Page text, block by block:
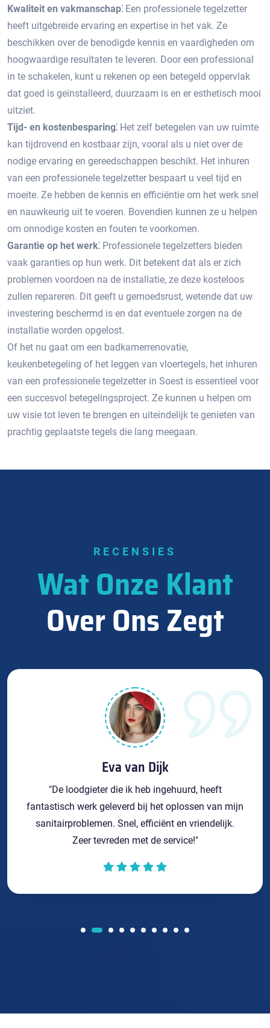
Kwaliteit en vakmanschap⁚ Een professionele tegelzetter
heeft uitgebreide ervaring en expertise in het vak.​ Ze
beschikken over de benodigde kennis en vaardigheden om
hoogwaardige resultaten te leveren.​ Door een professional
in te schakelen, kunt u rekenen op een betegeld oppervlak
dat goed is geïnstalleerd, duurzaam is en er esthetisch mooi
uitziet.​
Tijd- en kostenbesparing⁚ Het zelf betegelen van uw ruimte
kan tijdrovend en kostbaar zijn, vooral als u niet over de
nodige ervaring en gereedschappen beschikt.​ Het inhuren
van een professionele tegelzetter bespaart u veel tijd en
moeite.​ Ze hebben de kennis en efficiëntie om het werk snel
en nauwkeurig uit te voeren.​ Bovendien kunnen ze u helpen
om onnodige kosten en fouten te voorkomen.
Garantie op het werk⁚ Professionele tegelzetters bieden
vaak garanties op hun werk.​ Dit betekent dat als er zich
problemen voordoen na de installatie, ze deze kosteloos
zullen repareren. Dit geeft u gemoedsrust, wetende dat uw
investering beschermd is en dat eventuele zorgen na de
installatie worden opgelost.
Of het nu gaat om een badkamerrenovatie,
keukenbetegeling of het leggen van vloertegels, het inhuren
van een professionele tegelzetter in Soest is essentieel voor
een succesvol betegelingsproject.​ Ze kunnen u helpen om
uw visie tot leven te brengen en uiteindelijk te genieten van
prachtig geplaatste tegels die lang meegaan.​
RECENSIES
Wat Onze Klant
Over Ons Zegt
Eva van Dijk
"De loodgieter die ik heb ingehuurd, heeft
fantastisch werk geleverd bij het oplossen van mijn
sanitairproblemen. Snel, efficiënt en vriendelijk.
Zeer tevreden met de service!"